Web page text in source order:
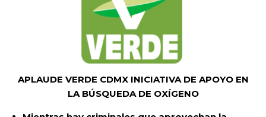
APLAUDE VERDE CDMX INICIATIVA DE APOYO EN
LA BÚSQUEDA DE OXÍGENO